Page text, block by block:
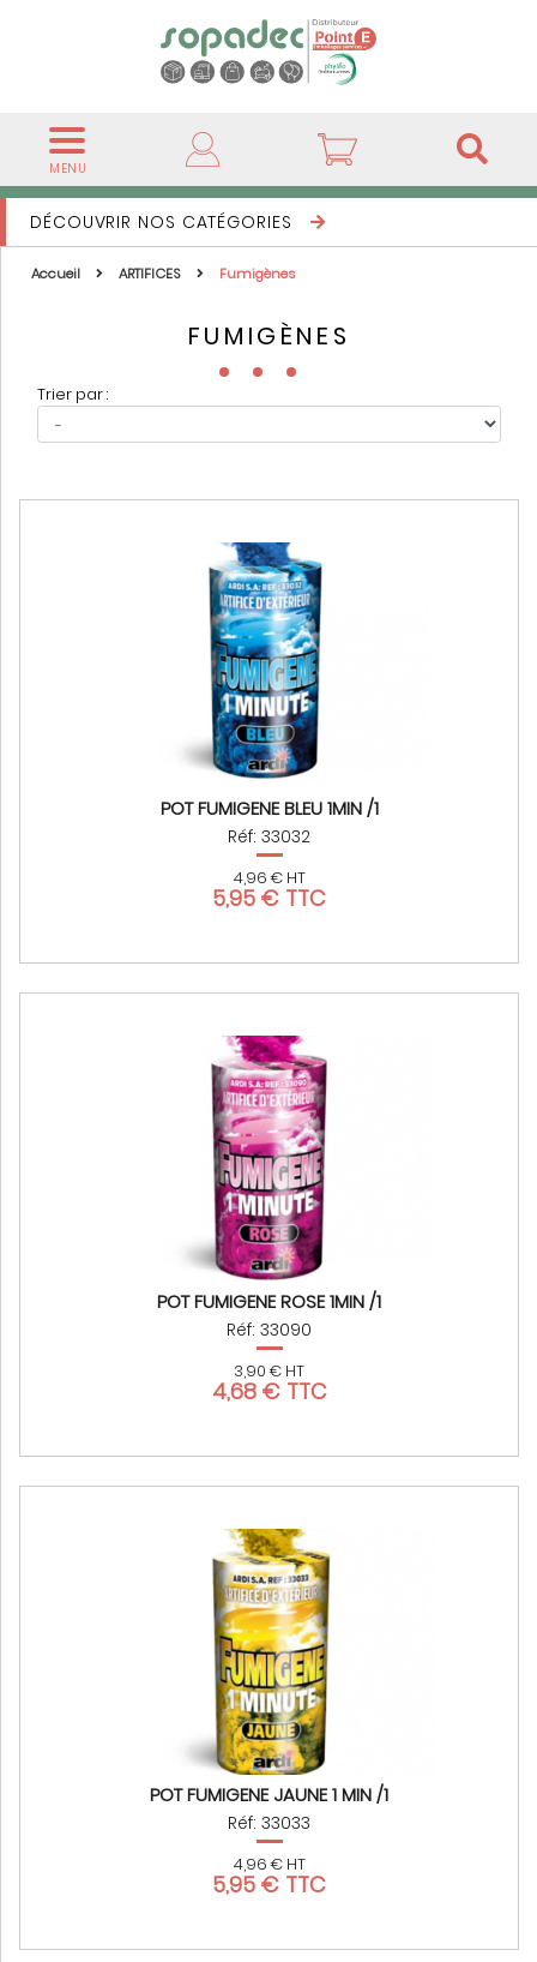
MENU
DÉCOUVRIR NOS CATÉGORIES
Accueil ARTIFICES Fumigènes
FUMIGÈNES
Trier par :
POT FUMIGENE BLEU 1MIN /1
Réf: 33032
4,96 € HT
5,95 € TTC
POT FUMIGENE ROSE 1MIN /1
Réf: 33090
3,90 € HT
4,68 € TTC
POT FUMIGENE JAUNE 1 MIN /1
Réf: 33033
4,96 € HT
5,95 € TTC